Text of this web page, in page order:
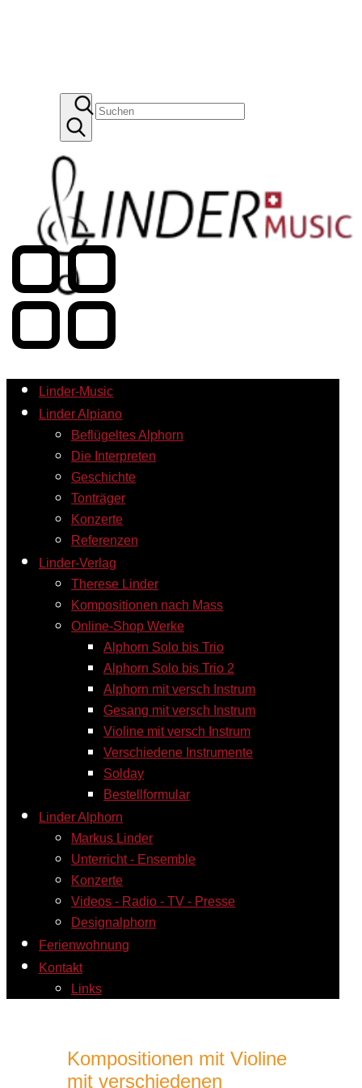
Linder-Music
Linder Alpiano
Beflügeltes Alphorn
Die Interpreten
Geschichte
Tonträger
Konzerte
Referenzen
Linder-Verlag
Therese Linder
Kompositionen nach Mass
Online-Shop Werke
Alphorn Solo bis Trio
Alphorn Solo bis Trio 2
Alphorn mit versch Instrum
Gesang mit versch Instrum
Violine mit versch Instrum
Verschiedene Instrumente
Solday
Bestellformular
Linder Alphorn
Markus Linder
Unterricht - Ensemble
Konzerte
Videos - Radio - TV - Presse
Designalphorn
Ferienwohnung
Kontakt
Links
Kompositionen mit Violine
mit verschiedenen